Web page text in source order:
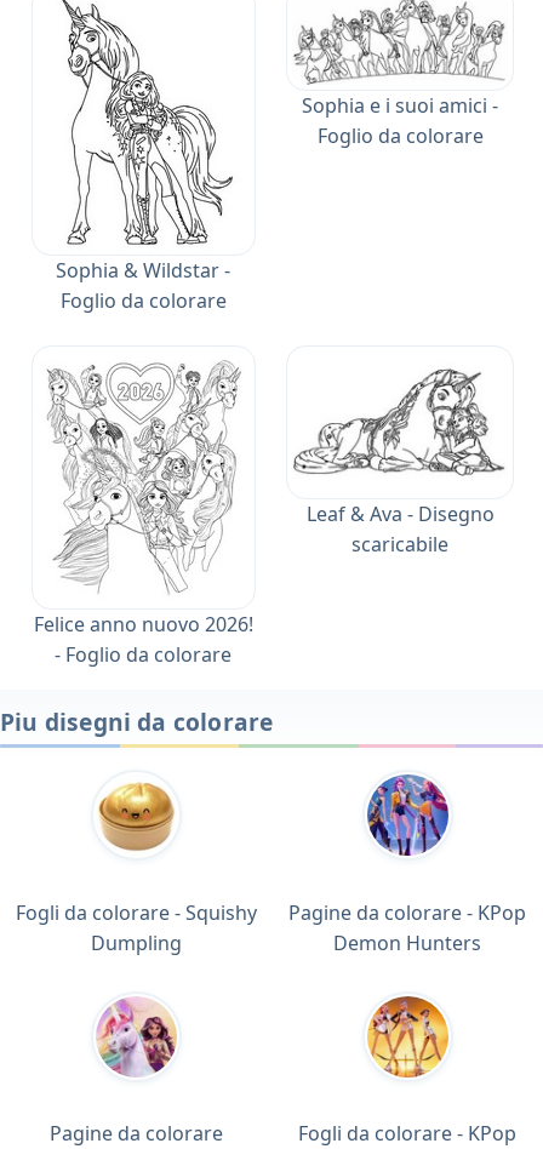
Sophia & Wildstar -
Foglio da colorare
Sophia e i suoi amici -
Foglio da colorare
Felice anno nuovo 2026!
- Foglio da colorare
Leaf & Ava - Disegno
scaricabile
Piu disegni da colorare
Fogli da colorare - Squishy
Dumpling
Pagine da colorare - KPop
Demon Hunters
Pagine da colorare
Fogli da colorare - KPop